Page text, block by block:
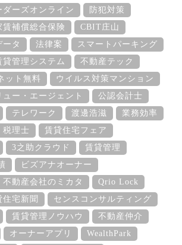
ダーズオンライン
防犯対策
賃補償総合保険
CBIT庄山
ータ 法律案
スマートパーキング
貸管理システム
不動産テック
ット無料
ウイルス対策マンション
ュー・エージェント
公認会計士
テレワーク 渡邊浩滋
業務効率
税理士
賃貸住宅フェア
3之助クラウド
賃貸管理
ビズアナオーナー
不動産会社のミカタ
Qrio Lock
住宅新聞
センスコンサルティング
賃貸管理ノウハウ
不動産仲介
オーナーアプリ
WealthPark